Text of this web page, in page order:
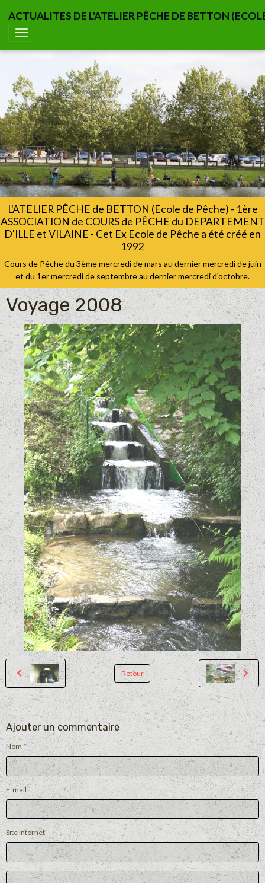
ACTUALITES DE L'ATELIER PÊCHE DE BETTON
L'ATELIER PÊCHE de BETTON (Ecole de Pêche) - 1ère
ASSOCIATION de COURS de PÊCHE du DEPARTEMENT
D'ILLE et VILAINE - Cet Ex Ecole de Pêche a été créé en
1992
Cours de Pêche du 3ème mercredi de mars au dernier mercredi de juin
et du 1er mercredi de septembre au dernier mercredi d'octobre.
Voyage 2008
Retour
Ajouter un commentaire
Nom
E-mail
Site Internet